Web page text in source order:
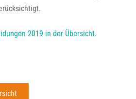
2019 in der Übersicht.